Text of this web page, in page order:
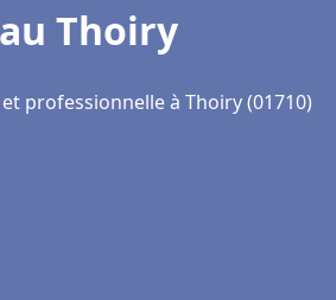
Thoiry
professionnelle à Thoiry (01710)